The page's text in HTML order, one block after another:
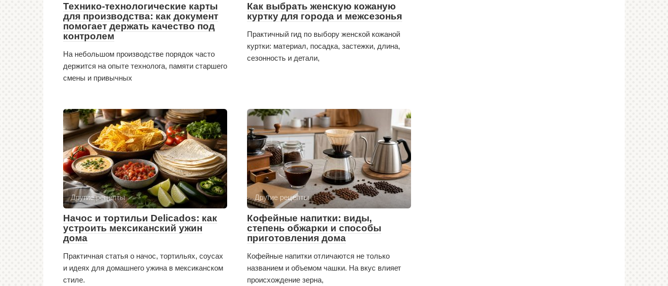
Технико-технологические карты
для производства: как документ
помогает держать качество под
контролем
На небольшом производстве порядок часто
держится на опыте технолога, памяти старшего
смены и привычных
Как выбрать женскую кожаную
куртку для города и межсезонья
Практичный гид по выбору женской кожаной
куртки: материал, посадка, застежки, длина,
сезонность и детали,
Другие рецепты
Начос и тортильи Delicados: как
устроить мексиканский ужин
дома
Практичная статья о начос, тортильях, соусах
и идеях для домашнего ужина в мексиканском
стиле.
Другие рецепты
Кофейные напитки: виды,
степень обжарки и способы
приготовления дома
Кофейные напитки отличаются не только
названием и объемом чашки. На вкус влияет
происхождение зерна,